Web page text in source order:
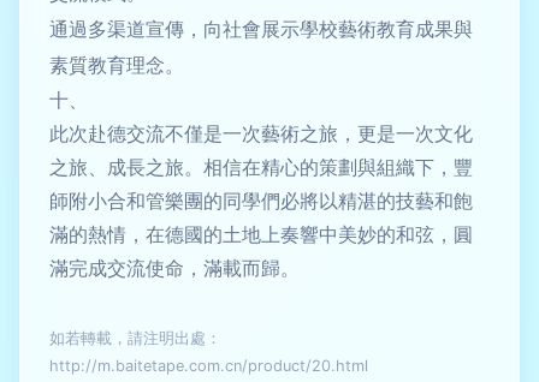
通過多渠道宣傳，向社會展示學校藝術教育成果與
素質教育理念。
十、
此次赴德交流不僅是一次藝術之旅，更是一次文化
之旅、成長之旅。相信在精心的策劃與組織下，豐
師附小合和管樂團的同學們必將以精湛的技藝和飽
滿的熱情，在德國的土地上奏響中美妙的和弦，圓
滿完成交流使命，滿載而歸。
如若轉載，請注明出處：
http://m.baitetape.com.cn/product/20.html